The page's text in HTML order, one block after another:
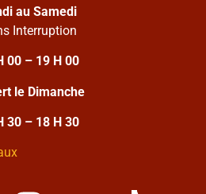
au Samedi
Interruption
00 – 19 H 00
le Dimanche
30 – 18 H 30